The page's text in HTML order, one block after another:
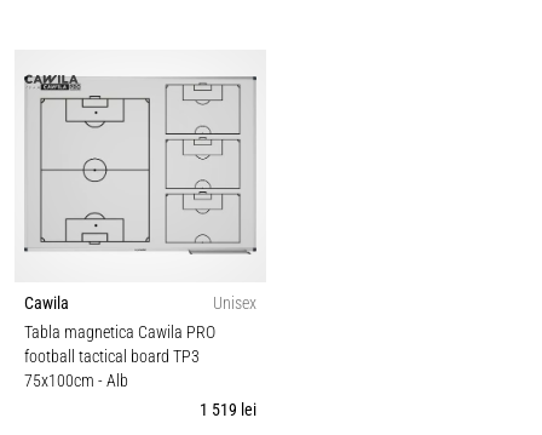
Cawila
Unisex
Tabla magnetica Cawila PRO
football tactical board TP3
75x100cm - Alb
1 519 lei